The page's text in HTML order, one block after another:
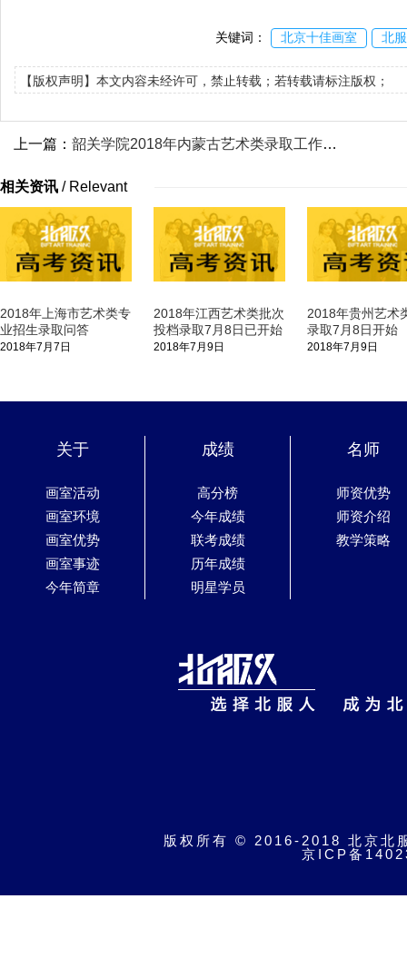
关键词： 北京十佳画室 北
【版权声明】本文内容未经许可，禁止转载；若转载请标注版权；
上一篇： 韶关学院2018年内蒙古艺术类录取工作已完成
相关资讯 / Relevant
2018年上海市艺术类专
业招生录取问答
2018年7月7日
2018年江西艺术类批次
投档录取7月8日已开始
2018年7月9日
2018年贵州艺术
录取7月8日开始
2018年7月9日
关于
画室活动
画室环境
画室优势
画室事迹
今年简章
成绩
高分榜
今年成绩
联考成绩
历年成绩
明星学员
名师
师资优势
师资介绍
教学策略
版权所有 © 2016-2018 北京北
京ICP备